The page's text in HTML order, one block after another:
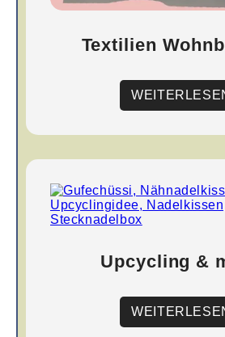
Textilien
Upcycling &